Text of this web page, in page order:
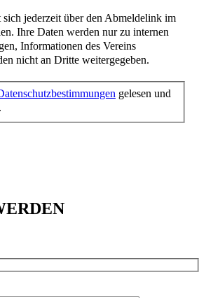
sich jederzeit über den Abmeldelink im
Ihre Daten werden nur zu internen
Informationen des Vereins
nicht an Dritte weitergegeben.
gelesen und